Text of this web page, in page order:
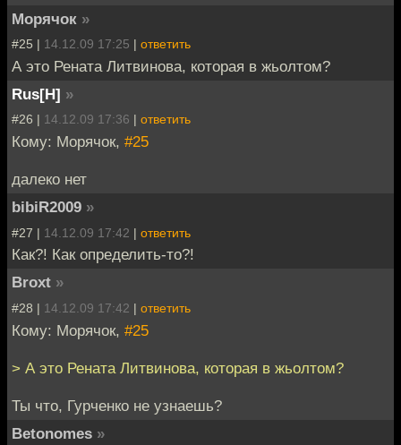
Морячок »
#25 | 14.12.09 17:25 | ответить
А это Рената Литвинова, которая в жьолтом?
Rus[H] »
#26 | 14.12.09 17:36 | ответить
Кому: Морячок, #25
далеко нет
bibiR2009 »
#27 | 14.12.09 17:42 | ответить
Как?! Как определить-то?!
Broxt »
#28 | 14.12.09 17:42 | ответить
Кому: Морячок, #25
> А это Рената Литвинова, которая в жьолтом?
Ты что, Гурченко не узнаешь?
Betonomes »